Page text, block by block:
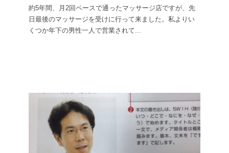
約5年間、月2回ペースで通ったマッサージ店ですが、先
日最後のマッサージを受けに行って来ました。私よりい
くつか年下の男性一人で営業されて...